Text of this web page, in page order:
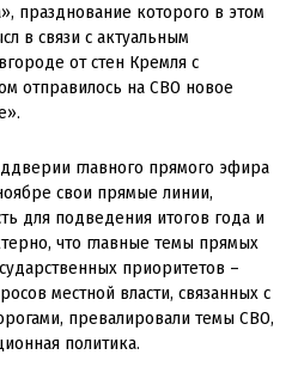
празднование которого в этом
в связи с актуальным
от стен Кремля с
отправилось на СВО новое
главного прямого эфира
свои прямые линии,
для подведения итогов года и
что главные темы прямых
приоритетов –
местной власти, связанных с
превалировали темы СВО,
политика.